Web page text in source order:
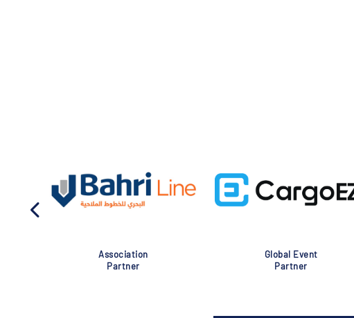
Association
Partner
Global Event
Partner